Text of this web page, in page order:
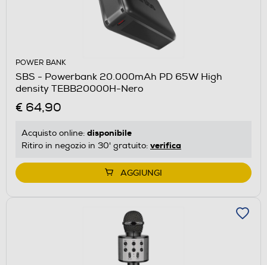
POWER BANK
SBS - Powerbank 20.000mAh PD 65W High
density TEBB20000H-Nero
€ 64,90
Acquisto online: disponibile
Ritiro in negozio in 30' gratuito: verifica
AGGIUNGI